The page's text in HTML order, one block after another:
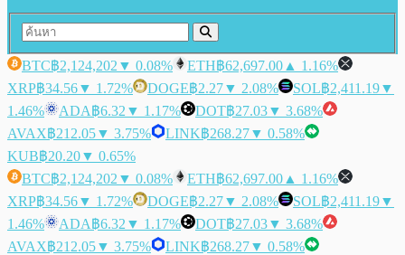
BTC฿2,124,202 ▼ 0.08% ETH฿62,697.00 ▲ 1.16%
XRP฿34.56▼ 1.72% DOGE฿2.27▼ 2.08% SOL฿2,411.19▼
1.46%
ADA฿6.32 ▼ 1.17% DOT฿27.03▼ 3.68%
AVAX฿212.05▼ 3.75% LINK฿268.27▼ 0.58%
KUB฿20.20▼ 0.65%
BTC฿2,124,202 ▼ 0.08% ETH฿62,697.00 ▲ 1.16%
XRP฿34.56▼ 1.72% DOGE฿2.27▼ 2.08% SOL฿2,411.19▼
1.46%
ADA฿6.32 ▼ 1.17% DOT฿27.03▼ 3.68%
AVAX฿212.05▼ 3.75% LINK฿268.27▼ 0.58%